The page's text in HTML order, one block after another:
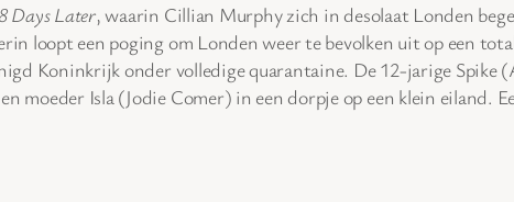
Days Later, waarin Cillian Murphy zich in desolaat Londen
loopt een poging om Londen weer te bevolken uit op een
Koninkrijk onder volledige quarantaine. De 12-jarige Spike
moeder Isla (Jodie Comer) in een dorpje op een klein eiland.